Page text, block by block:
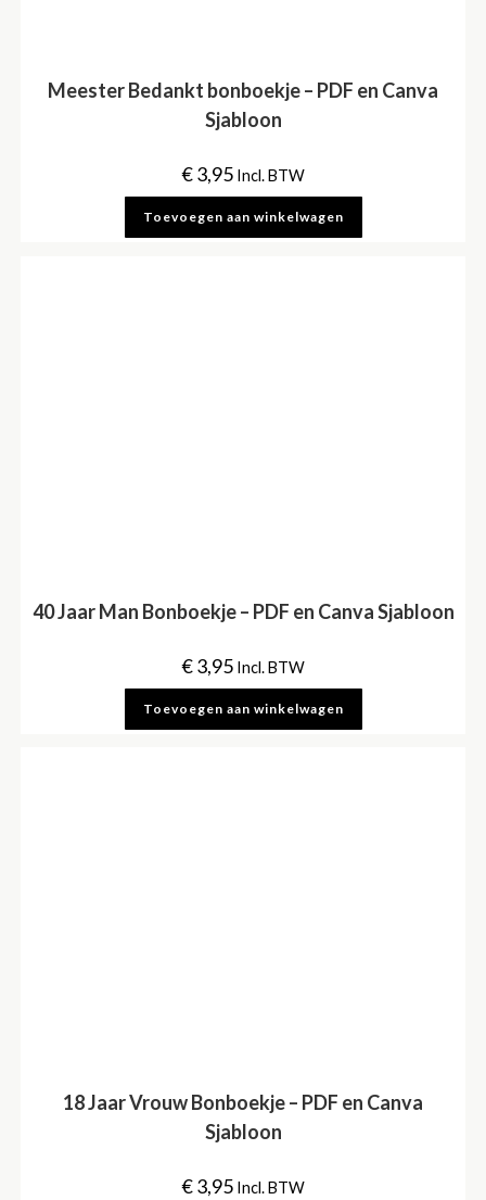
Meester Bedankt bonboekje – PDF en Canva
Sjabloon
€3,95 Incl. BTW
Toevoegen aan winkelwagen
40 Jaar Man Bonboekje – PDF en Canva Sjabloon
€3,95 Incl. BTW
Toevoegen aan winkelwagen
18 Jaar Vrouw Bonboekje – PDF en Canva
Sjabloon
€3,95 Incl. BTW